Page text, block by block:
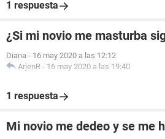
1 respuesta
¿Si mi novio me masturba
Diana - 16 may 2020 a las 12:12
ArjenR - 16 may 2020 a las 19:40
1 respuesta
Mi novio me dedeo y se me